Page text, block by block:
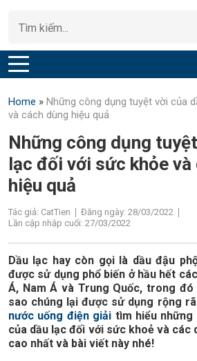
Home » Những công dụng tuyệt vời của
và cách dùng hiệu quả
Những công dụng
lạc đối với sức khỏe và
hiệu quả
Tác giả: CatTien
Đăng ngày: 28/03/2022
Lần cập nhập cuối: 27/03/2022
Dầu lạc hay còn gọi là dầu đậu
được sử dụng phổ biến ở hầu hết
Á, Nam Á và Trung Quốc, trong
sao chúng lại được sử dụng rộng
nước uống điện giải tìm hiểu
của dầu lạc đối với sức khoẻ và các
cao nhất và bài viết này nhé!